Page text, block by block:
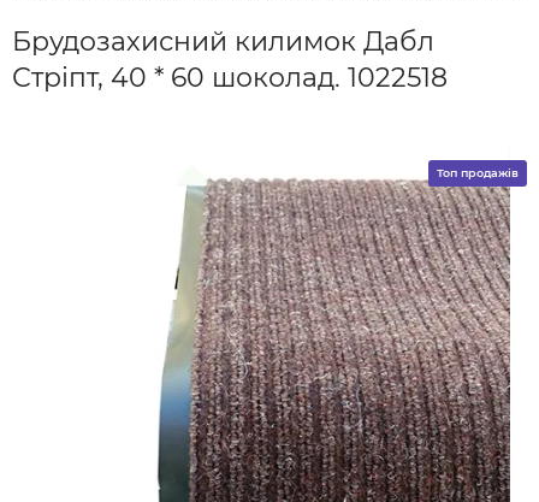
Брудозахисний килимок Дабл
Стріпт, 40 * 60 шоколад. 1022518
Топ продажів